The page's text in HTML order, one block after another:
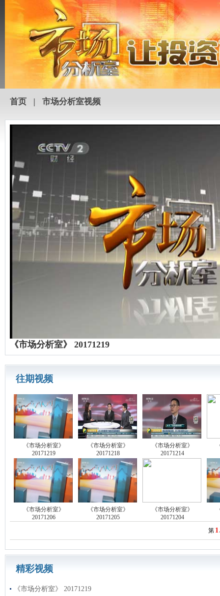
首页 | 市场分析室视频
《市场分析室》 20171219
往期视频
《市场分析室》
20171219
《市场分析室》
20171218
《市场分析室》
20171214
《市场分析室》
20171206
《市场分析室》
20171205
《市场分析室》
20171204
第 1
精彩视频
《市场分析室》 20171219